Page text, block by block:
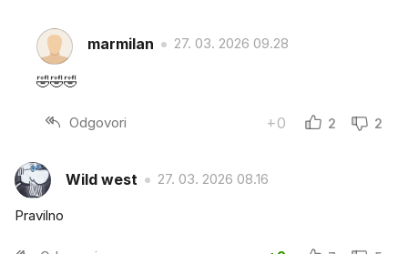
marmilan 27. 03. 2026 09.28
🤣🤣🤣
Odgovori +0 2 2
Wild west 27. 03. 2026 08.16
Pravilno